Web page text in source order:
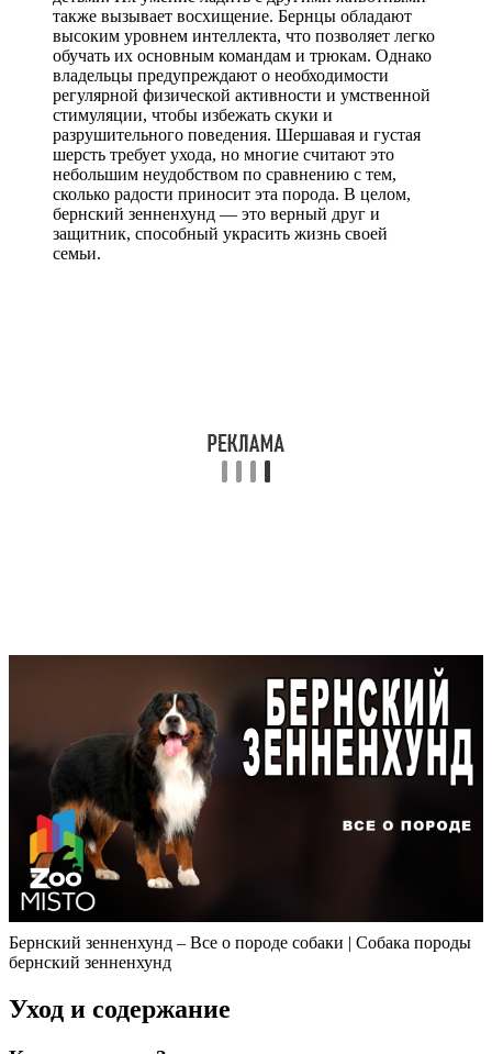
также вызывает восхищение. Бернцы обладают
высоким уровнем интеллекта, что позволяет легко
обучать их основным командам и трюкам. Однако
владельцы предупреждают о необходимости
регулярной физической активности и умственной
стимуляции, чтобы избежать скуки и
разрушительного поведения. Шершавая и густая
шерсть требует ухода, но многие считают это
небольшим неудобством по сравнению с тем,
сколько радости приносит эта порода. В целом,
бернский зенненхунд — это верный друг и
защитник, способный украсить жизнь своей
семьи.
Бернский зенненхунд – Все о породе собаки | Собака породы
бернский зенненхунд
Уход и содержание